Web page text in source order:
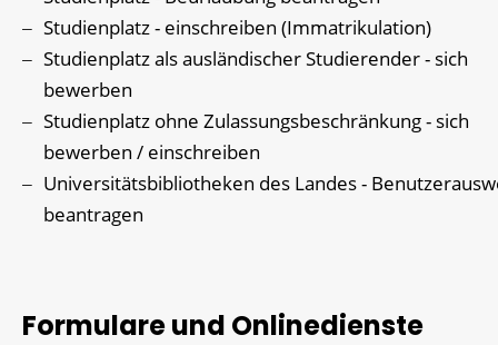
Studienplatz - einschreiben (Immatrikulation)
Studienplatz als ausländischer Studierender - sich
bewerben
Studienplatz ohne Zulassungsbeschränkung - sich
bewerben / einschreiben
Universitätsbibliotheken des Landes -
beantragen
Formulare und Onlinedienste